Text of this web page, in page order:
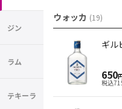
ジン
ラム
テキーラ
ウォッカ (19)
650
税込